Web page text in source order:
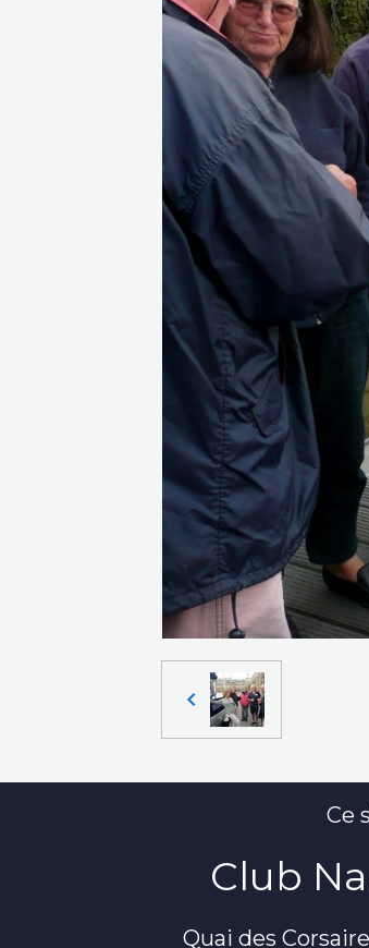
Ce
Club
Quai des